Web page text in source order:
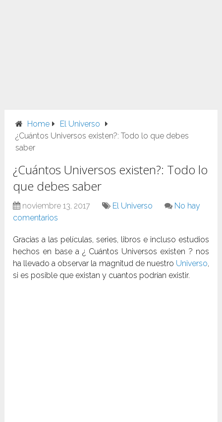
Home
El Universo
¿Cuántos Universos existen?: Todo lo que debes
saber
¿Cuántos Universos existen?: Todo lo
que debes saber
noviembre 13, 2017 El Universo
No hay
comentarios
Gracias a las películas, series, libros e incluso estudios
hechos en base a ¿ Cuántos Universos existen ? nos
ha llevado a observar la magnitud de nuestro Universo,
si es posible que existan y cuantos podrían existir.